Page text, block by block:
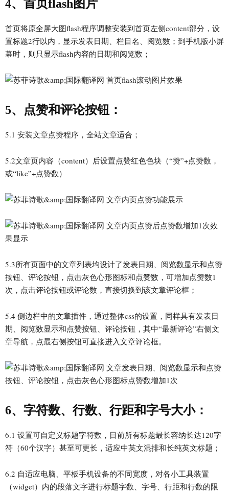
4、首页flash图片
首页将原全屏大图flash程序调整安装到首页左侧content部分，设
置标题2行以内，显示发表日期、栏目名、阅览数；到手机版小屏
幕时，则只显示flash内容的日期和阅览数；
5、点赞和评论按钮：
5.1 安装文章点赞程序，全站文章适合；
5.2文章页内容（content）后设置点赞红色色块（“赞”+点赞数，
或“like”+点赞数）
5.3所有页面中的文章列表均设计了发表日期、阅览数显示和点赞
按钮、评论按钮，点击灰色心形图标和点赞数，可增加点赞数1
次，点击评论按钮或评论数，直接切换到该文章评论框；
5.4 侧边栏中的文章插件，通过整体css的设置，同样具有发表日
期、阅览数显示和点赞按钮、评论按钮，其中“最新评论”右侧文
章导航，点最右侧按钮可直接进入文章评论框。
6、字符数、行数、行距和字号大小：
6.1 设置可自定义标题字符数，目前所有标题最长容纳长达120字
符（60个汉字）甚至可更长，适应中英文混排和长纯英文标题；
6.2 自适应电脑、平板手机设备的不同宽度，对各小工具装置
（widget）内的段落文字进行标题字数、字号、行距和行数的限